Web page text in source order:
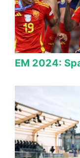
EM 2024: